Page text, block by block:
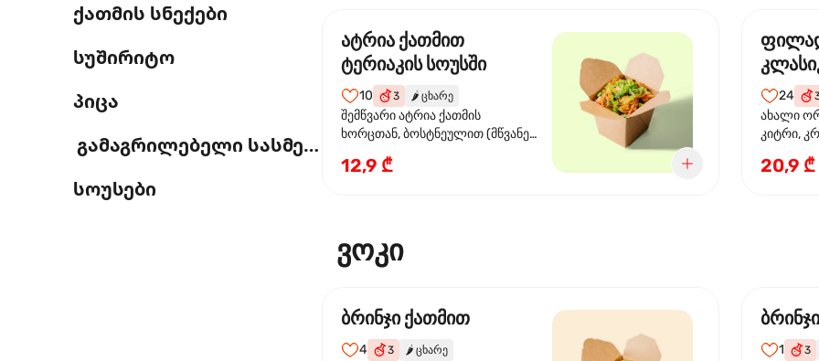
ქათმის სნექები
სუშირიტო
პიცა
გამაგრილებელი სასმელი
სოუსები
ატრია ქათმით
ტერიაკის სოუსში
10 3 🌶️ ცხარე
შემწვარი ატრია ქათმის
ხორცთან, ბოსტნეულით (მწვანე
და ტერიაკის სოუსით
12,9 ₾
24
ახალი
კიტრი,
20,9 ₾
ვოკი
ბრინჯი ქათმით
4 3 🌶️ ცხარე 1 3